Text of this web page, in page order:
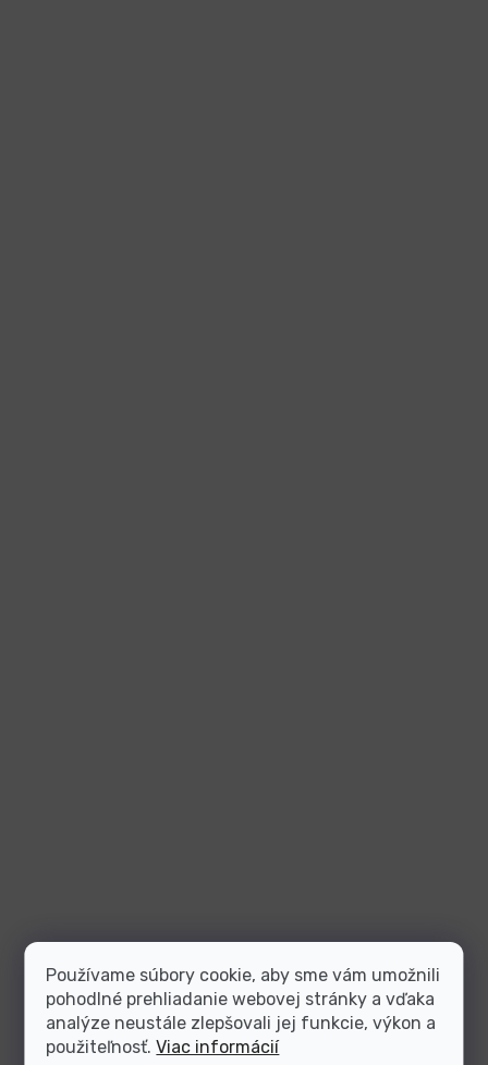
Používame súbory cookie, aby sme vám umožnili
pohodlné prehliadanie webovej stránky a vďaka
analýze neustále zlepšovali jej funkcie, výkon a
použiteľnosť.Viac informácií